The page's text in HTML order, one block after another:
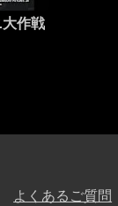
大作戦
よくあるご質問